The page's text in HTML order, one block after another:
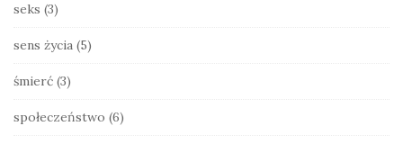
seks (3)
sens życia (5)
śmierć (3)
społeczeństwo (6)